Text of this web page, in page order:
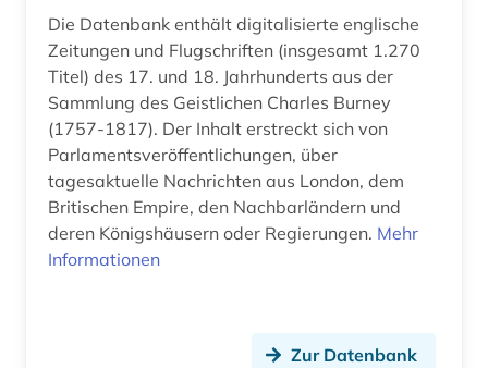
aufklärung (1)
aufrüstung (1)
aufsätze (1)
augenzeuge (3)
ausbildung (1)
ausland (3)
Skandinavien (2)
Slowakei (5)
Slowenien (6)
Spanien (4)
Suedamerika (29)
Die Datenbank enthält digitalisierte englische
Zeitungen und Flugschriften (insgesamt 1.270
Titel) des 17. und 18. Jahrhunderts aus der
Sammlung des Geistlichen Charles Burney
(1757-1817). Der Inhalt erstreckt sich von
Parlamentsveröffentlichungen, über
tagesaktuelle Nachrichten aus London, dem
Britischen Empire, den Nachbarländern und
deren Königshäusern oder Regierungen. Mehr
Informationen
Zur Datenbank